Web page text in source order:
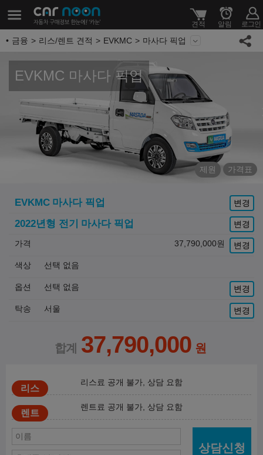
금융 리스/렌트 견적 EVKMC 마사다 픽업
EVKMC 마사다 픽업
제원 가격표
EVKMC 마사다 픽업 변경
2022년형 전기 마사다 픽업 변경
가격 37,790,000원 변경
색상 선택 없음
옵션 선택 없음 변경
탁송 서울 변경
37,790,000
리스료 공개 불가, 상담 요함
렌트료 공개 불가, 상담 요함
상담신청